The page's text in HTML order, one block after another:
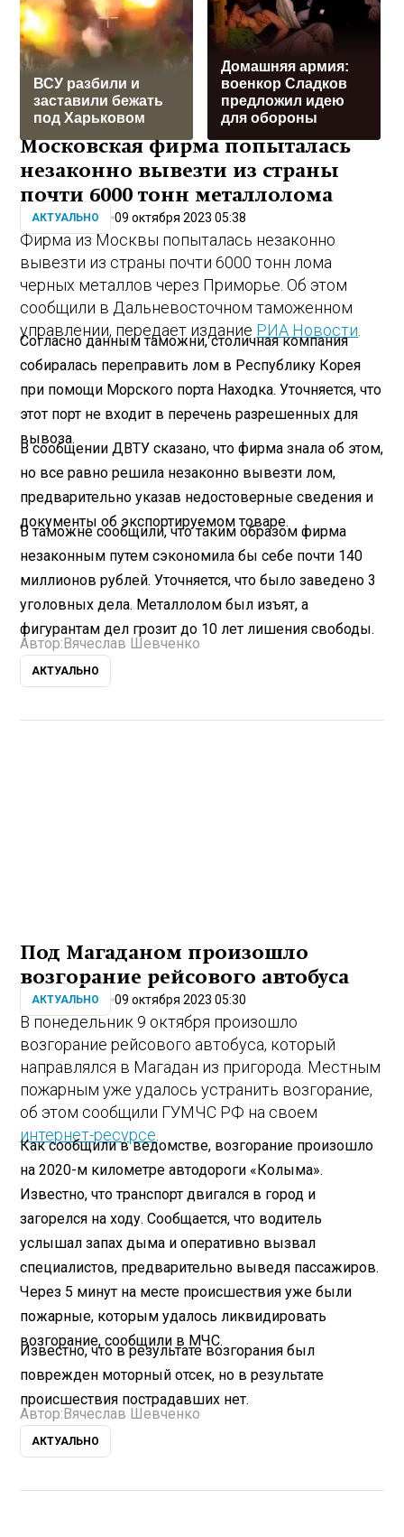
ВСУ разбили и
заставили бежать
под Харьковом
Домашняя армия:
военкор Сладков
предложил идею
для обороны
Московская фирма попыталась
незаконно вывезти из страны
почти 6000 тонн металлолома
АКТУАЛЬНО 09 октября 2023 05:38
Фирма из Москвы попыталась незаконно
вывезти из страны почти 6000 тонн лома
черных металлов через Приморье. Об этом
сообщили в Дальневосточном таможенном
управлении, передает издание РИА Новости
Согласно данным таможни, столичная компания
собиралась переправить лом в Республику Корея
при помощи Морского порта Находка. Уточняется, что
этот порт не входит в перечень разрешенных для
вывоза.
В сообщении ДВТУ сказано, что фирма знала об этом,
но все равно решила незаконно вывезти лом,
предварительно указав недостоверные сведения и
документы об экспортируемом товаре.
В таможне сообщили, что таким образом фирма
незаконным путем сэкономила бы себе почти 140
миллионов рублей. Уточняется, что было заведено 3
уголовных дела. Металлолом был изъят, а
фигурантам дел грозит до 10 лет лишения свободы.
Автор: Вячеслав Шевченко
АКТУАЛЬНО
Под Магаданом произошло
возгорание рейсового автобуса
АКТУАЛЬНО 09 октября 2023 05:30
В понедельник 9 октября произошло
возгорание рейсового автобуса, который
направлялся в Магадан из пригорода. Местным
пожарным уже удалось устранить возгорание,
об этом сообщили ГУМЧС РФ на своем
интернет-ресурсе
Как сообщили в ведомстве, возгорание произошло
на 2020-м километре автодороги «Колыма».
Известно, что транспорт двигался в город и
загорелся на ходу. Сообщается, что водитель
услышал запах дыма и оперативно вызвал
специалистов, предварительно выведя пассажиров.
Через 5 минут на месте происшествия уже были
пожарные, которым удалось ликвидировать
возгорание, сообщили в МЧС.
Известно, что в результате возгорания был
поврежден моторный отсек, но в результате
происшествия пострадавших нет.
Автор: Вячеслав Шевченко
АКТУАЛЬНО